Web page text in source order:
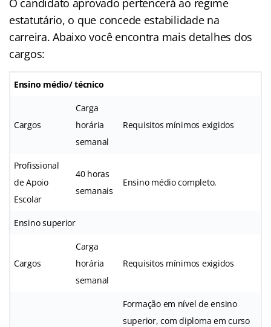
estatutário, o que concede estabilidade na
carreira. Abaixo você encontra mais detalhes dos
cargos:
Ensino médio/ técnico
Cargos
Carga
horária
semanal
Requisitos mínimos exigidos
Profissional
de Apoio
Escolar
40 horas
semanais
Ensino médio completo.
Ensino superior
Cargos
Carga
horária
semanal
Requisitos mínimos exigidos
Formação em nível de ensino
superior, com diploma em curso